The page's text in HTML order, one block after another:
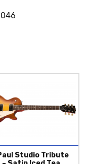
Studio Tribute